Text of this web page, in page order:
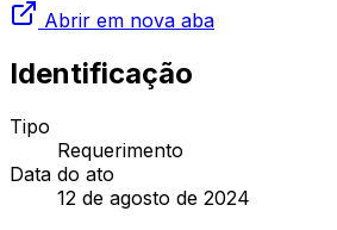
Abrir em nova aba
Identificação
Tipo
Requerimento
Data do ato
12 de agosto de 2024